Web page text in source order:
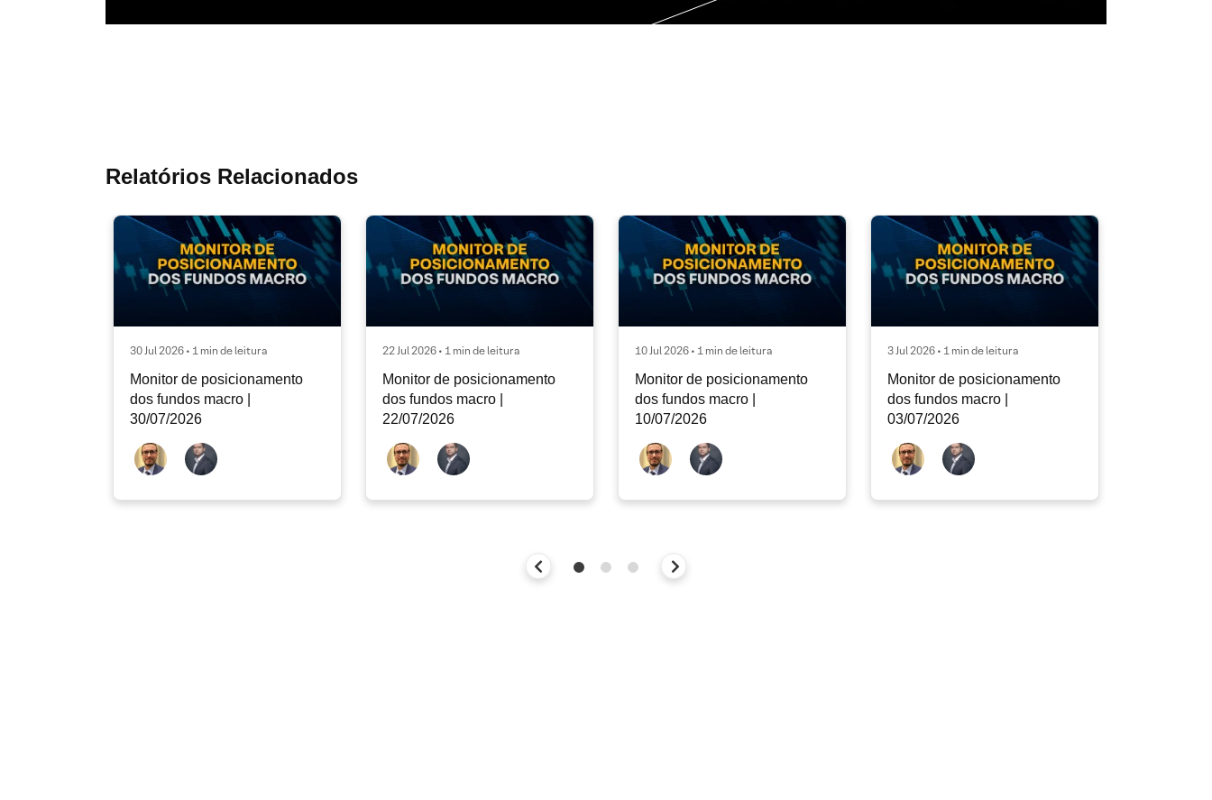
Relatórios Relacionados
30 Jul 2026 • 1 min de leitura
Monitor de posicionamento
dos fundos macro |
30/07/2026
22 Jul 2026 • 1 min de leitura
Monitor de posicionamento
dos fundos macro |
22/07/2026
10 Jul 2026 • 1 min de leitura
Monitor de posicionamento
dos fundos macro |
10/07/2026
3 Jul 2026 • 1 min de leitura
Monitor de posicionamento
dos fundos macro |
03/07/2026